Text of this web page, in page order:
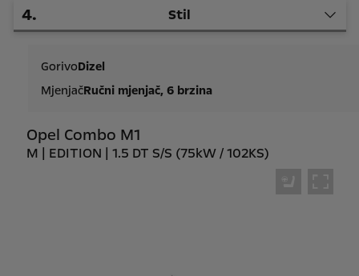
4. Stil
Opel Combo M1
M | EDITION | 1.5 DT S/S (75kW / 102KS)
GorivoDizel
MjenjačRučni mjenjač, 6 brzina